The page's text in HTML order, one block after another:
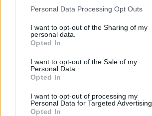
Personal Data Processing Opt Outs
I want to opt-out of the Sharing of my
personal data.
Opted In
I want to opt-out of the Sale of my
Personal Data.
Opted In
I want to opt-out of processing my
Personal Data for Targeted Advertising.
Opted In
Komentáře